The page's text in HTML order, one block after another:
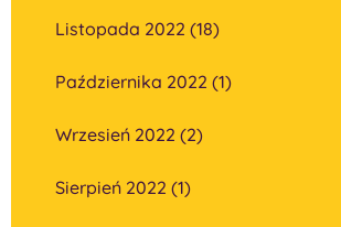
Listopada 2022 (18)
Października 2022 (1)
Wrzesień 2022 (2)
Sierpień 2022 (1)